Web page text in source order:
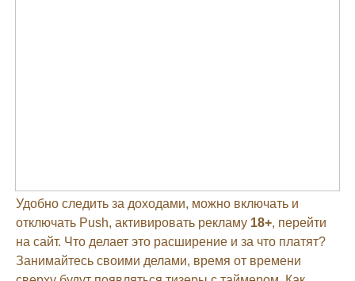
Удобно следить за доходами, можно включать и
отключать Push, активировать рекламу 18+, перейти
на сайт. Что делает это расширение и за что платят?
Занимайтесь своими делами, время от времени